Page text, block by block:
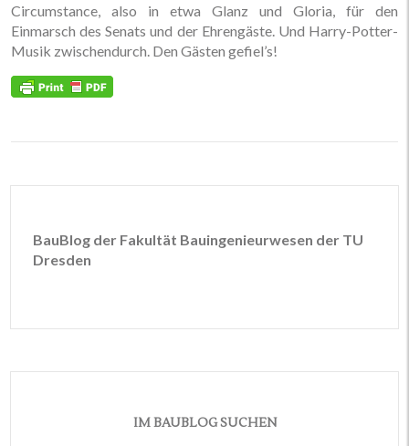
Circumstance, also in etwa Glanz und Gloria, für den
Einmarsch des Senats und der Ehrengäste. Und Harry-Potter-
Musik zwischendurch. Den Gästen gefiel’s!
BauBlog der Fakultät Bauingenieurwesen der TU
Dresden
IM BAUBLOG SUCHEN